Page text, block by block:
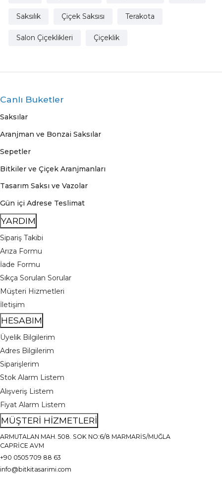
Saksılık Çiçek Saksısı Terakota
Salon Çiçeklikleri Çiçeklik
Canlı Buketler
Saksılar
Aranjman ve Bonzai Saksılar
Sepetler
Bitkiler ve Çiçek Aranjmanları
Tasarım Saksı ve Vazolar
Gün içi Adrese Teslimat
YARDIM
Sipariş Takibi
Arıza Formu
İade Formu
Sıkça Sorulan Sorular
Müşteri Hizmetleri
İletişim
HESABIM
Üyelik Bilgilerim
Adres Bilgilerim
Siparişlerim
Stok Alarm Listem
Alışveriş Listem
Fiyat Alarm Listem
MÜŞTERİ HİZMETLERİ
ARMUTALAN MAH. 508. SOK NO:6/8 MARMARİS/MUĞLA
CAPRİCE AVM
+90 0505 709 88 63
info@bitkitasarimi.com